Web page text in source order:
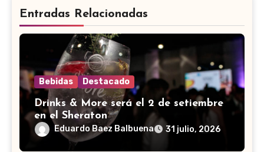
Entradas Relacionadas
Bebidas Destacado
Drinks & More será el 2 de setiembre
en el Sheraton
Eduardo Baez Balbuena 31 julio, 2026